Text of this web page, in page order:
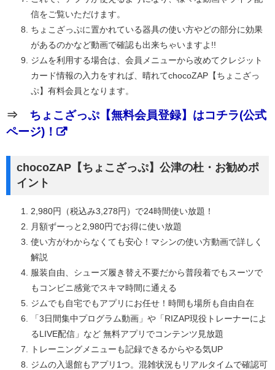
信をご覧いただけます。
ちょこざっぷに置かれている器具の使い方やどの部分に効果
があるのかなど動画で確認も出来ちゃいますよ!!
ジムを利用する場合は、会員メニューから改めてクレジット
カード情報の入力をすれば、晴れてchocoZAP【ちょこざっ
ぷ】有料会員となります。
⇒ ちょこざっぷ【無料会員登録】はコチラ(公式
ページ)！
chocoZAP【ちょこざっぷ】公津の杜・お勧めポ
イント
2,980円（税込み3,278円）で24時間使い放題！
月額ずーっと2,980円でお得に使い放題
使い方がわからなくても安心！マシンの使い方動画で詳しく
解説
服装自由、シューズ履き替え不要だから普段着でもスーツで
もコンビニ感覚でスキマ時間に通える
ジムでも自宅でもアプリにお任せ！時間も場所も自由自在
「3日間集中プログラム動画」や「RIZAP現役トレーナーによ
るLIVE配信」など 無料アプリでコンテンツ見放題
トレーニングメニューも記録できるからやる気UP
ジムの入退館もアプリ1つ。混雑状況もリアルタイムで確認可